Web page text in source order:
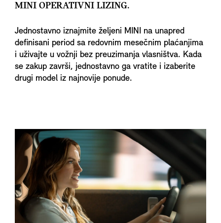
MINI OPERATIVNI LIZING.
Jednostavno iznajmite željeni MINI na unapred
definisani period sa redovnim mesečnim plaćanjima
i uživajte u vožnji bez preuzimanja vlasništva. Kada
se zakup završi, jednostavno ga vratite i izaberite
drugi model iz najnovije ponude.